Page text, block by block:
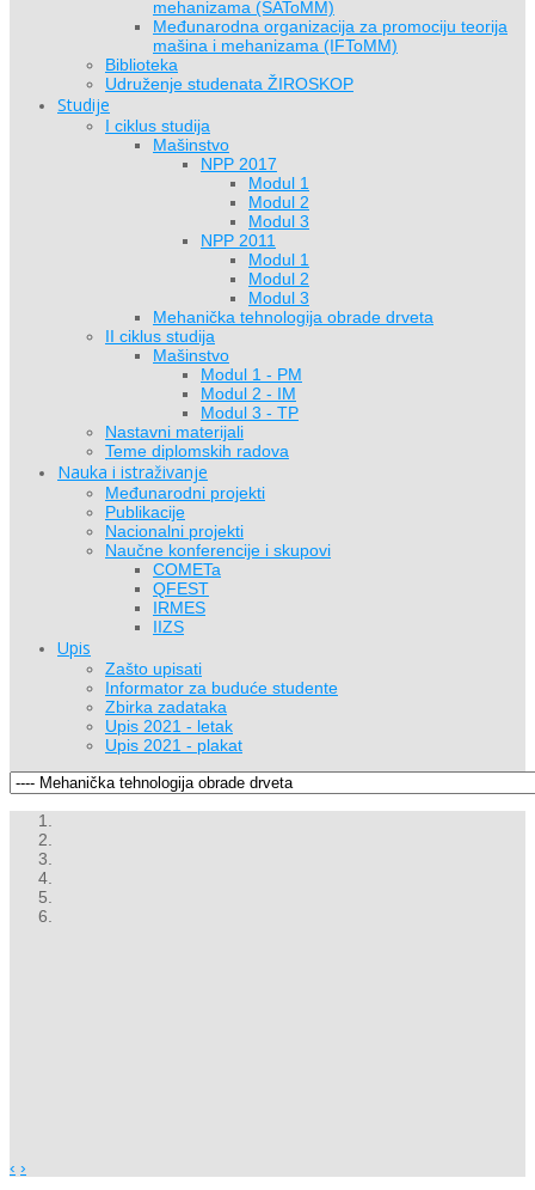
mehanizama (SAToMM)
Međunarodna organizacija za promociju teorija
mašina i mehanizama (IFToMM)
Biblioteka
Udruženje studenata ŽIROSKOP
Studije
I ciklus studija
Mašinstvo
NPP 2017
Modul 1
Modul 2
Modul 3
NPP 2011
Modul 1
Modul 2
Modul 3
Mehanička tehnologija obrade drveta
II ciklus studija
Mašinstvo
Modul 1 - PM
Modul 2 - IM
Modul 3 - TP
Nastavni materijali
Teme diplomskih radova
Nauka i istraživanje
Međunarodni projekti
Publikacije
Nacionalni projekti
Naučne konferencije i skupovi
COMETa
QFEST
IRMES
IIZS
Upis
Zašto upisati
Informator za buduće studente
Zbirka zadataka
Upis 2021 - letak
Upis 2021 - plakat
‹ ›